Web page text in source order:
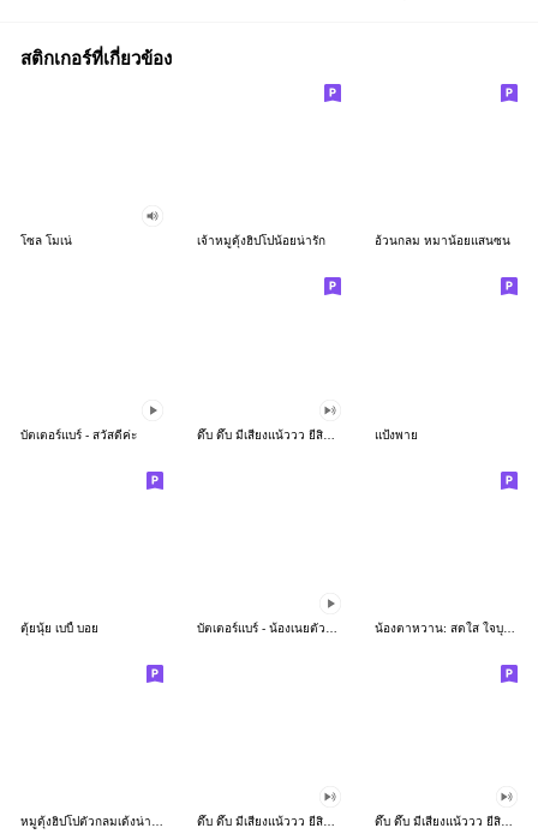
สติกเกอร์ที่เกี่ยวข้อง
โซล โมเน่ เจ้าหมูดุ้งฮิปโปน้อยน่ารัก อ้วนกลม หมาน้อยแสนซน
บัตเตอร์แบร์ - สวัสดีค่ะ แป้งพาย
ตุ้ยนุ้ย เบบี้ บอย น้องตาหวาน: สดใส ใจบุญ (สีพาสเทล)
หมูดุ้งฮิปโปตัวกลมเด้งน่ารัก ดึ๊บ ดึ๊บ มีเสียงแน้ววว ยี่สิบเจ็ด ดึ๊บ ดึ๊บ มีเสียงแน้ววว ยี่สิบหก